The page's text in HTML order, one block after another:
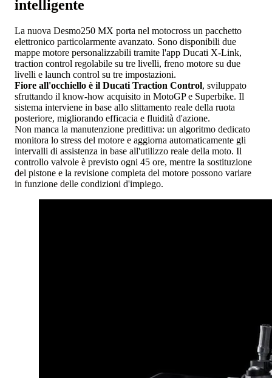
intelligente
La nuova Desmo250 MX porta nel motocross un pacchetto
elettronico particolarmente avanzato. Sono disponibili due
mappe motore personalizzabili tramite l'app Ducati X-Link,
traction control regolabile su tre livelli, freno motore su due
livelli e launch control su tre impostazioni.
Fiore all'occhiello è il Ducati Traction Control, sviluppato
sfruttando il know-how acquisito in MotoGP e Superbike. Il
sistema interviene in base allo slittamento reale della ruota
posteriore, migliorando efficacia e fluidità d'azione.
Non manca la manutenzione predittiva: un algoritmo dedicato
monitora lo stress del motore e aggiorna automaticamente gli
intervalli di assistenza in base all'utilizzo reale della moto. Il
controllo valvole è previsto ogni 45 ore, mentre la sostituzione
del pistone e la revisione completa del motore possono variare
in funzione delle condizioni d'impiego.